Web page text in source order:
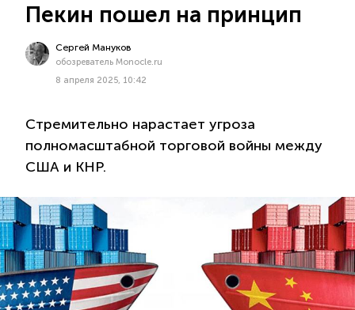
Пекин пошел на принцип
Сергей Мануков
обозреватель Monocle.ru
8 апреля 2025, 10:42
Стремительно нарастает угроза
полномасштабной торговой войны между
США и КНР.